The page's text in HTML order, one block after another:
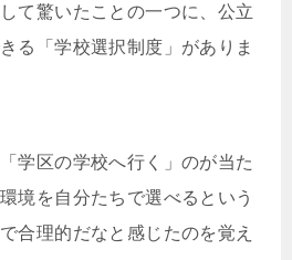
て驚いたことの一つに、公立
る「学校選択制度」がありま
学区の学校へ行く」のが当た
境を自分たちで選べるという
合理的だなと感じたのを覚え